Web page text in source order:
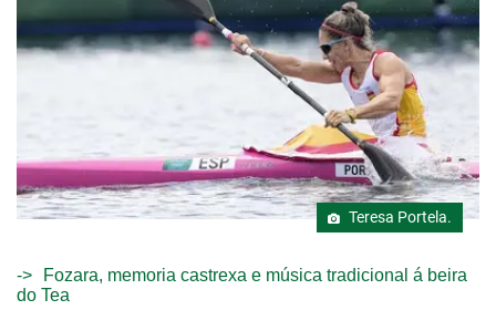
Teresa Portela.
Fozara, memoria castrexa e música tradicional á beira
do Tea